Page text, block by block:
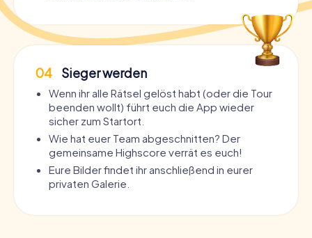
04 Sieger werden
Wenn ihr alle Rätsel gelöst habt (oder die Tour
beenden wollt) führt euch die App wieder
sicher zum Startort.
Wie hat euer Team abgeschnitten? Der
gemeinsame Highscore verrät es euch!
Eure Bilder findet ihr anschließend in eurer
privaten Galerie.